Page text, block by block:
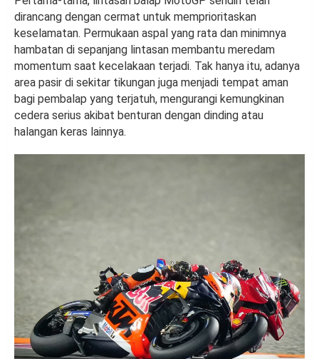
dirancang dengan cermat untuk memprioritaskan
keselamatan. Permukaan aspal yang rata dan minimnya
hambatan di sepanjang lintasan membantu meredam
momentum saat kecelakaan terjadi. Tak hanya itu, adanya
area pasir di sekitar tikungan juga menjadi tempat aman
bagi pembalap yang terjatuh, mengurangi kemungkinan
cedera serius akibat benturan dengan dinding atau
halangan keras lainnya.